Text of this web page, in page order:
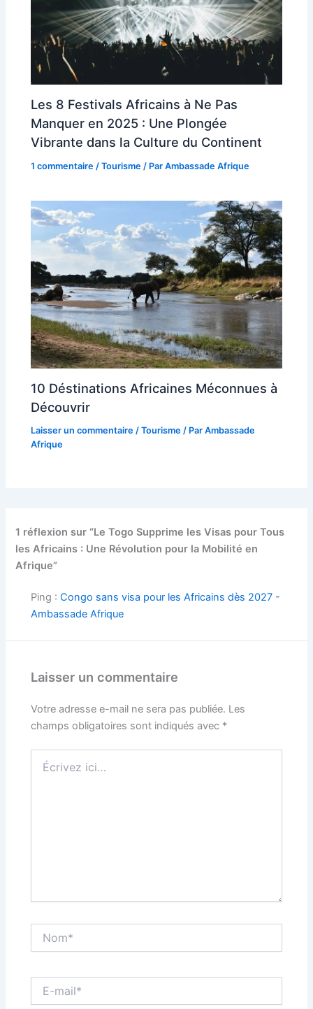
Les 8 Festivals Africains à Ne Pas
Manquer en 2025 : Une Plongée
Vibrante dans la Culture du Continent
1 commentaire /Tourisme / ParAmbassade Afrique
10 Déstinations Africaines Méconnues à
Découvrir
Laisser un commentaire /Tourisme / ParAmbassade
Afrique
1 réflexion sur “Le Togo Supprime les Visas pour Tous
les Africains : Une Révolution pour la Mobilité en
Afrique”
Ping :Congo sans visa pour les Africains dès 2027 -
Ambassade Afrique
Laisser un commentaire
Votre adresse e-mail ne sera pas publiée. Les
champs obligatoires sont indiqués avec *
ici…
mail*